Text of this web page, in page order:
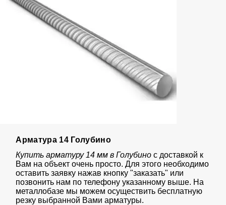
Арматура 14 Голубино
Купить арматуру 14 мм в Голубинос доставкой к
Вам на объект очень просто. Для этого необходимо
оставить заявку нажав кнопку "заказать" или
позвонить нам по телефону указанному выше. На
металлобазе мы можем осуществить бесплатную
резку выбранной Вами арматуры.